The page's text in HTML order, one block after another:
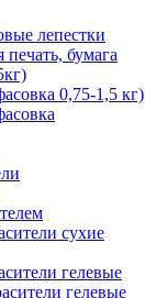
лепестки
бумага
0,75-1,5 кг)
сухие
гелевые
гелевые